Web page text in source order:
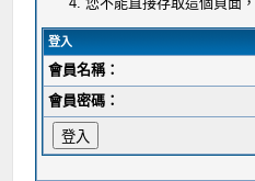
登入
會員名稱：
會員密碼：